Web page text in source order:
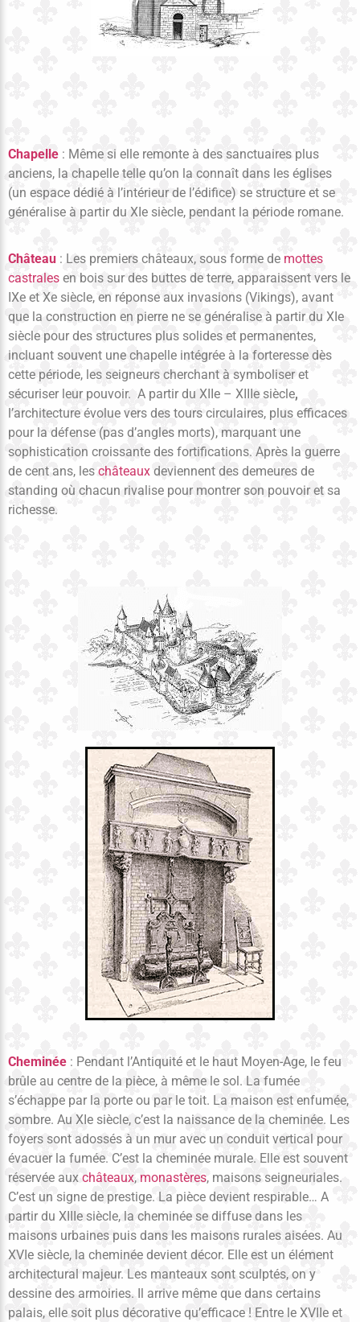
Chapelle : Même si elle remonte à des sanctuaires plus
anciens, la chapelle telle qu’on la connaît dans les églises
(un espace dédié à l’intérieur de l’édifice) se structure et se
généralise à partir du XIe siècle, pendant la période romane.
Château : Les premiers châteaux, sous forme de mottes
castrales en bois sur des buttes de terre, apparaissent vers le
IXe et Xe siècle, en réponse aux invasions (Vikings), avant
que la construction en pierre ne se généralise à partir du XIe
siècle pour des structures plus solides et permanentes,
incluant souvent une chapelle intégrée à la forteresse dès
cette période, les seigneurs cherchant à symboliser et
sécuriser leur pouvoir. A partir du XIIe – XIIIe siècle,
l’architecture évolue vers des tours circulaires, plus efficaces
pour la défense (pas d’angles morts), marquant une
sophistication croissante des fortifications. Après la guerre
de cent ans, les châteaux deviennent des demeures de
standing où chacun rivalise pour montrer son pouvoir et sa
richesse.
Cheminée : Pendant l’Antiquité et le haut Moyen-Age, le feu
brûle au centre de la pièce, à même le sol. La fumée
s’échappe par la porte ou par le toit. La maison est enfumée,
sombre. Au XIe siècle, c’est la naissance de la cheminée. Les
foyers sont adossés à un mur avec un conduit vertical pour
évacuer la fumée. C’est la cheminée murale. Elle est souvent
réservée aux châteaux, monastères, maisons seigneuriales.
C’est un signe de prestige. La pièce devient respirable… A
partir du XIIIe siècle, la cheminée se diffuse dans les
maisons urbaines puis dans les maisons rurales aisées. Au
XVIe siècle, la cheminée devient décor. Elle est un élément
architectural majeur. Les manteaux sont sculptés, on y
dessine des armoiries. Il arrive même que dans certains
palais, elle soit plus décorative qu’efficace ! Entre le XVIIe et